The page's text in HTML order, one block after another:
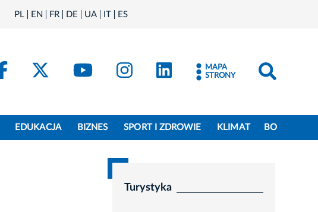
PL EN FR DE UA IT ES
FacebookKraków - X
Kraków - YouTube
Kraków - Instagram
Kraków - LinkedIn
MAPA
STRONY
EDUKACJA BIZNES SPORT I ZDROWIE KLIMAT BO
Turystyka